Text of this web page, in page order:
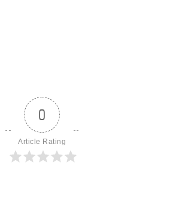
0
Article Rating